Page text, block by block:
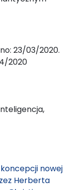
23/03/2020.
2020
nowej
Herberta